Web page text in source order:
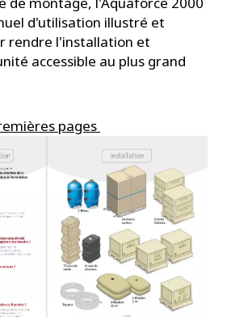
d'utilisation illustré et
rendre l'installation et
accessible au plus grand
pages